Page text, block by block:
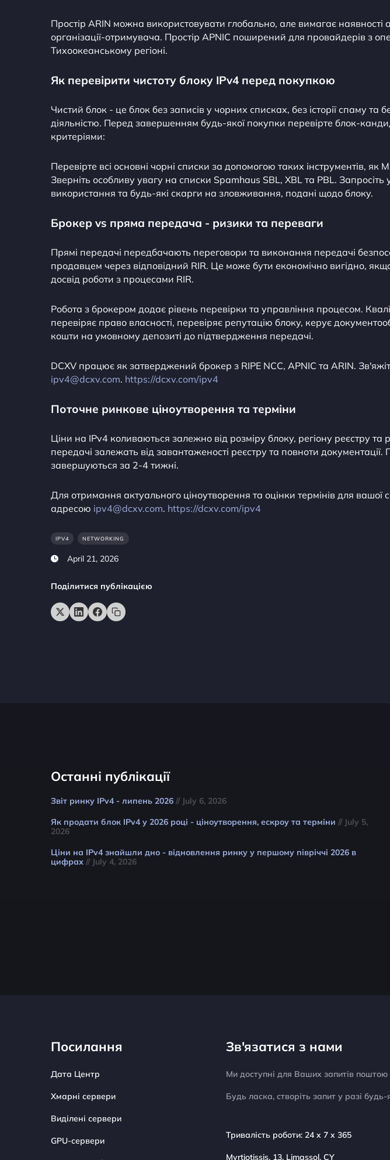
Простір ARIN можна використовувати глобально, але вимагає наявності
організації-отримувача. Простір APNIC поширений для провайдерів з
Тихоокеанському регіоні.
Як перевірити чистоту блоку IPv4 перед покупкою
Чистий блок - це блок без записів у чорних списках, без історії спаму та
діяльністю. Перед завершенням будь-якої покупки перевірте блок-
критеріями:
Перевірте всі основні чорні списки за допомогою таких інструментів, як
Зверніть особливу увагу на списки Spamhaus SBL, XBL та PBL. Запросіть
використання та будь-які скарги на зловживання, подані щодо блоку.
Брокер vs пряма передача - ризики та переваги
Прямі передачі передбачають переговори та виконання передачі
продавцем через відповідний RIR. Це може бути економічно вигідно,
досвід роботи з процесами RIR.
Робота з брокером додає рівень перевірки та управління процесом.
перевіряє право власності, перевіряє репутацію блоку, керує
кошти на умовному депозиті до підтвердження передачі.
DCXV працює як затверджений брокер з RIPE NCC, APNIC та ARIN.
ipv4@dcxv.com. https://dcxv.com/ipv4
Поточне ринкове ціноутворення та терміни
Ціни на IPv4 коливаються залежно від розміру блоку, регіону реєстру та
передачі залежать від завантаженості реєстру та повноти документації.
завершуються за 2-4 тижні.
Для отримання актуального ціноутворення та оцінки термінів для вашої
адресою ipv4@dcxv.com. https://dcxv.com/ipv4
IPV4 NETWORKING
April 21, 2026
Поділитися публікацією
Останні публікації
Звіт ринку IPv4 - липень 2026 // July 6, 2026
Як продати блок IPv4 у 2026 році - ціноутворення, ескроу та терміни // July 5,
2026
Ціни на IPv4 знайшли дно - відновлення ринку у першому півріччі 2026 в
цифрах // July 4, 2026
Посилання
Дата Центр
Хмарні сервери
Виділені сервери
GPU-сервери
Зв'язатися з нами
Ми доступні для Ваших запитів
Будь ласка, створіть запит у разі
Тривалість роботи: 24 x 7 x 365
Myrtiotissis, 13, Limassol, CY